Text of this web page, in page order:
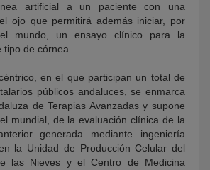
artificial a un paciente con una
ojo que permitirá además iniciar, por
mundo, un ensayo clínico para la
de córnea.
en el que participan un total de
públicos andaluces, se enmarca
de Terapias Avanzadas y supone
mundial, de la evaluación clínica de la
generada mediante ingeniería
la Unidad de Producción Celular del
las Nieves y el Centro de Medicina